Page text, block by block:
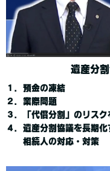
遺産分
１．預金の凍結
２．業際問題
３．「代償分割」のリスク
４．遺産分割協議を長期化
相続人の対応・対策